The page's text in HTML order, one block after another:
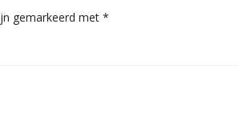
gemarkeerd met *